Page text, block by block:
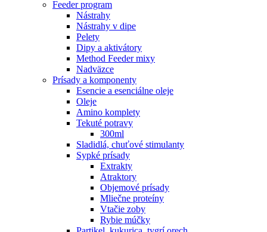
Feeder program
Nástrahy
Nástrahy v dipe
Pelety
Dipy a aktivátory
Method Feeder mixy
Nadväzce
Prísady a komponenty
Esencie a esenciálne oleje
Oleje
Amino komplety
Tekuté potravy
300ml
Sladidlá, chuťové stimulanty
Sypké prísady
Extrakty
Atraktory
Objemové prísady
Mliečne proteíny
Vtačie zoby
Rybie múčky